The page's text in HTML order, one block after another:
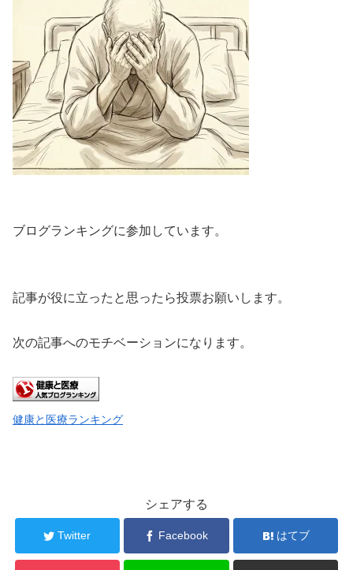
ブログランキングに参加しています。
記事が役に立ったと思ったら投票お願いします。
次の記事へのモチベーションになります。
健康と医療ランキング
シェアする
Twitter Facebook はてブ